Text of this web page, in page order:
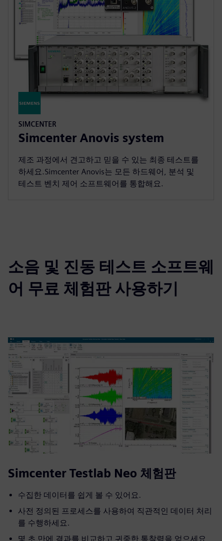
SIMCENTER
Simcenter Anovis system
제조 과정에서 견고하고 믿을 수 있는 최종 테스트를
하세요.Simcenter Anovis는 모든 하드웨어, 분석 및
테스트 벤치 제어 소프트웨어를 통합해요.
소음 및 진동 테스트 소프트웨
어 무료 체험판 사용하기
Simcenter Testlab Neo 체험판
수집한 데이터를 쉽게 볼 수 있어요.
사전 정의된 프로세스를 사용하여 직관적인 데이터 처리
를 수행하세요.
몇 초 만에 결과를 비교하고 귀중한 통찰력을 얻으세요